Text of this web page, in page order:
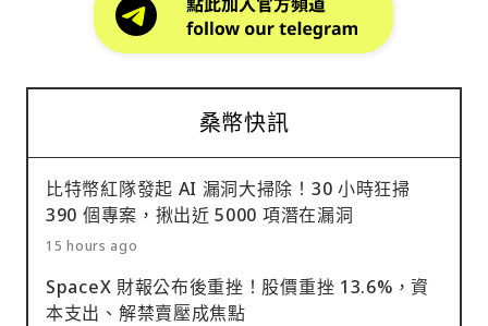
桑幣快訊
比特幣紅隊發起 AI 漏洞大掃除！30 小時狂掃
390 個專案，揪出近 5000 項潛在漏洞
15 hours ago
SpaceX 財報公布後重挫！股價重挫 13.6%，資
本支出、解禁賣壓成焦點